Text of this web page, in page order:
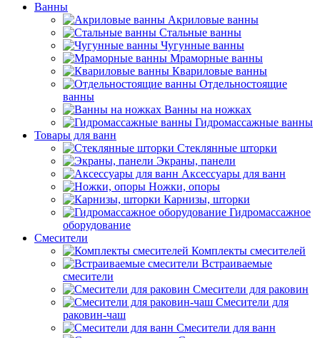
Ванны
Акриловые ванны
Стальные ванны
Чугунные ванны
Мраморные ванны
Квариловые ванны
Отдельностоящие
ванны
Ванны на ножках
Гидромассажные ванны
Товары для ванн
Стеклянные шторки
Экраны, панели
Аксессуары для ванн
Ножки, опоры
Карнизы, шторки
Гидромассажное
оборудование
Смесители
Комплекты смесителей
Встраиваемые
смесители
Смесители для раковин
Смесители для
раковин-чаш
Смесители для ванн